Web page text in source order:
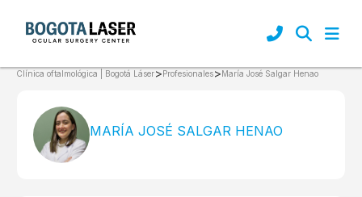
Clínica oftalmológica | Bogotá Láser>Profesionales>María José Salgar Henao
MARÍA JOSÉ SALGAR HENAO